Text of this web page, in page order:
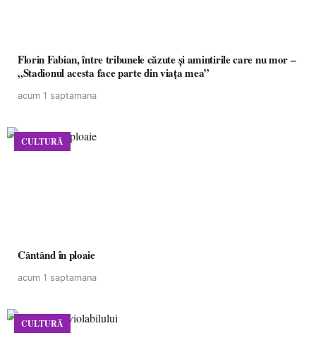
Florin Fabian, între tribunele căzute și amintirile care nu mor –
„Stadionul acesta face parte din viața mea”
acum 1 saptamana
CULTURĂ
Cântând în ploaie
acum 1 saptamana
CULTURĂ